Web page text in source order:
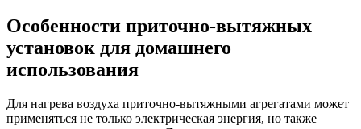
Особенности приточно-вытяжных
установок для домашнего
использования
Для нагрева воздуха приточно-вытяжными агрегатами может
применяться не только электрическая энергия, но также